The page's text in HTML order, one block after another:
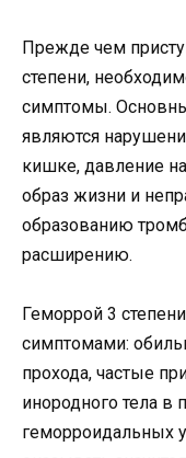
Прежде чем
степени,
симптомы.
являются
кишке, давление
образ жизни и
образованию
расширению.
Геморрой 3
симптомами:
прохода, частые
инородного тела
геморроидальных